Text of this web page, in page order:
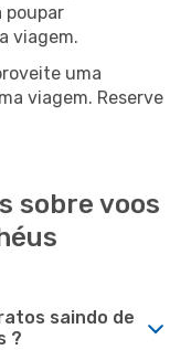
poupar
viagem.
uma
viagem. Reserve
sobre voos
saindo de
?